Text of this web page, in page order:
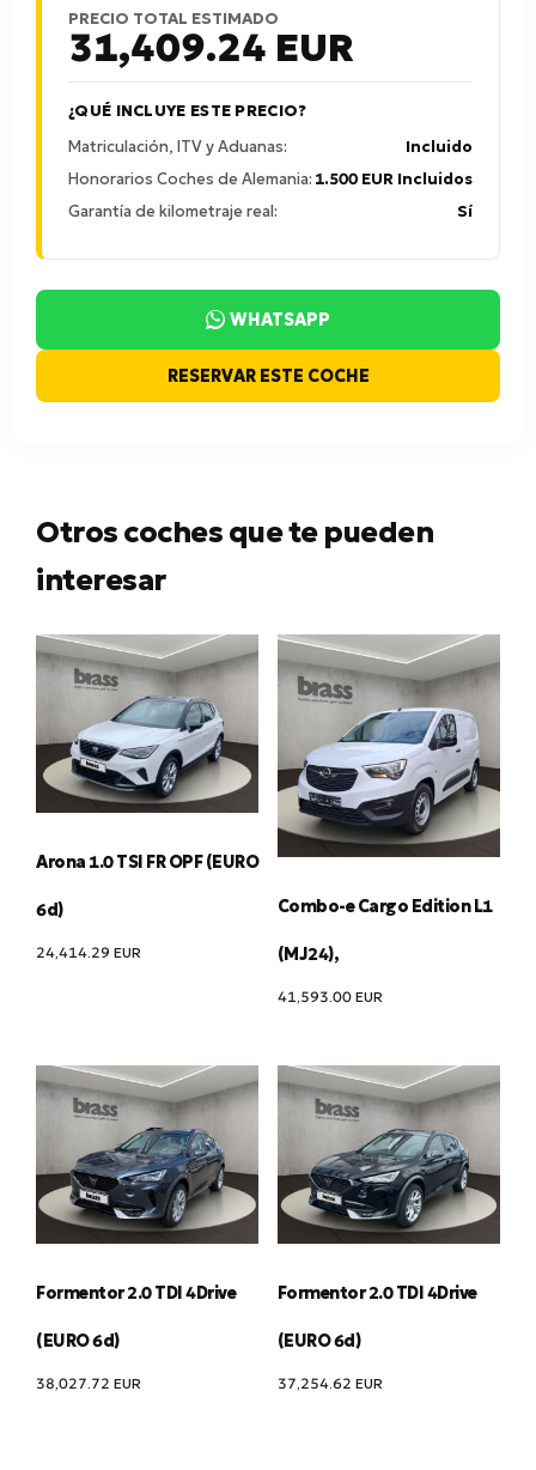
PRECIO TOTAL ESTIMADO
31,409.24 EUR
¿QUÉ INCLUYE ESTE PRECIO?
Matriculación, ITV y Aduanas:
Incluido
Honorarios Coches de Alemania: 1.500 EUR Incluidos
Garantía de kilometraje real:
Sí
WHATSAPP
RESERVAR ESTE COCHE
Otros coches que te pueden
interesar
Arona 1.0 TSI FR OPF (EURO
6d)
24,414.29 EUR
Combo-e Cargo Edition L1
(MJ24),
41,593.00 EUR
Formentor 2.0 TDI 4Drive
(EURO 6d)
38,027.72 EUR
Formentor 2.0 TDI 4Drive
(EURO 6d)
37,254.62 EUR